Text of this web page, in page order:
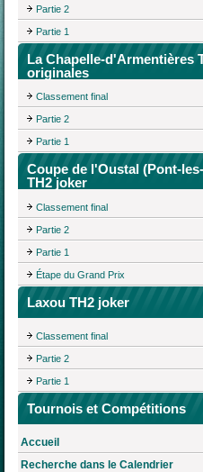
Partie 2
Partie 1
La Chapelle-d'Armentières
originales
Classement final
Partie 2
Partie 1
Coupe de l'Oustal (Pont-
TH2 joker
Classement final
Partie 2
Partie 1
Étape du Grand Prix
Laxou TH2 joker
Classement final
Partie 2
Partie 1
Tournois et Compétitions
Accueil
Recherche dans le Calendrier